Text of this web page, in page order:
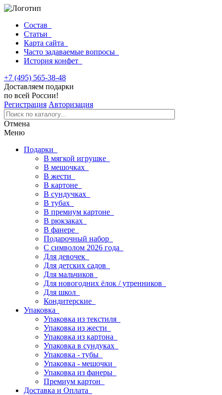
Состав
Статьи
Карта сайта
Часто задаваемые вопросы
История конфет
+7 (495) 565-38-48
Доставляем подарки
по всей России!
Регистрация Авторизация
Отмена
Меню
Подарки
В мягкой игрушке
В мешочках
В жести
В картоне
В сундучках
В тубах
В премиум картоне
В рюкзаках
В фанере
Подарочный набор
С символом 2026 года
Для девочек
Для детских садов
Для мальчиков
Для новогодних ёлок / утренников
Для школ
Кондитерские
Упаковка
Упаковка из текстиля
Упаковка из жести
Упаковка из картона
Упаковка в сундуках
Упаковка - тубы
Упаковка - мешочки
Упаковка из фанеры
Премиум картон
Доставка и Оплата